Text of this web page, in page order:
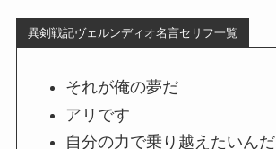
異剣戦記ヴェルンディオ名言セリフ一覧
それが俺の夢だ
アリです
自分の力で乗り越えたいんだ